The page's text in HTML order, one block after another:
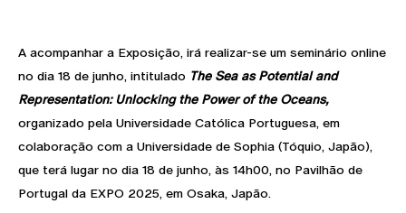
A acompanhar a Exposição, irá realizar-se um seminário online
no dia 18 de junho, intitulado The Sea as Potential and
Representation: Unlocking the Power of the Oceans,
organizado pela Universidade Católica Portuguesa, em
colaboração com a Universidade de Sophia (Tóquio, Japão),
que terá lugar no dia 18 de junho, às 14h00, no Pavilhão de
Portugal da EXPO 2025, em Osaka, Japão.